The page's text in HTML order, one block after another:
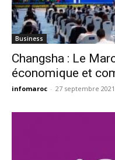
Business
Changsha : Le
économique et
infomaroc - 27 septembre 2021